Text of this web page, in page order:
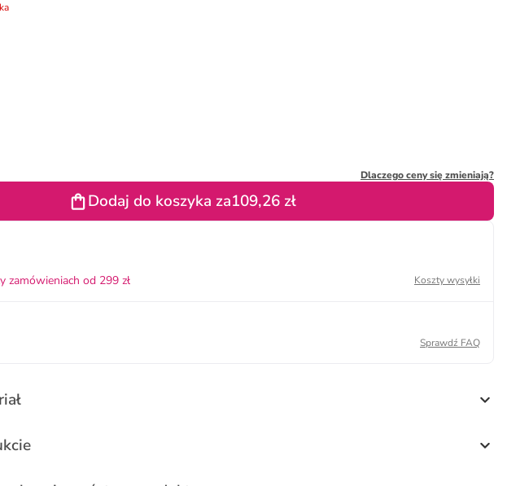
Dlaczego ceny się zmieniają?
Dodaj do koszyka za109,26 zł
zamówieniach od 299 zł
Koszty wysyłki
Sprawdź FAQ